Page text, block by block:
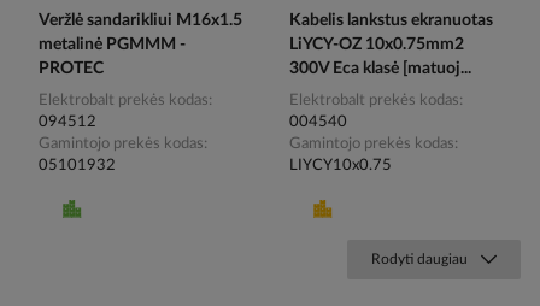
Veržlė sandarikliui M16x1.5
metalinė PGMMM -
PROTEC
Elektrobalt prekės kodas
094512
Gamintojo prekės kodas
05101932
Kabelis lankstus ekranuotas
LiYCY-OZ 10x0.75mm2
300V Eca klasė [matuoj...
Elektrobalt prekės kodas
004540
Gamintojo prekės kodas
LIYCY10x0.75
Rodyti daugiau